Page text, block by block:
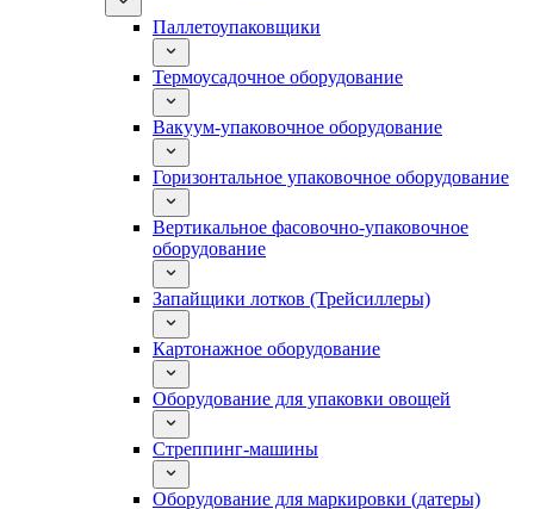
Паллетоупаковщики
Термоусадочное оборудование
Вакуум-упаковочное оборудование
Горизонтальное упаковочное оборудование
Вертикальное фасовочно-упаковочное
оборудование
Запайщики лотков (Трейсиллеры)
Картонажное оборудование
Оборудование для упаковки овощей
Стреппинг-машины
Оборудование для маркировки (датеры)